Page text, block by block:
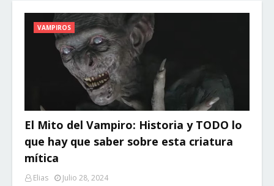
VAMPIROS
El Mito del Vampiro: Historia y TODO lo
que hay que saber sobre esta criatura
mítica
Elias
Julio 28, 2024